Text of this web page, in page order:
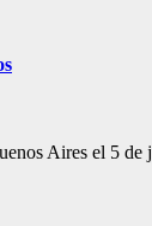
Aires el 5